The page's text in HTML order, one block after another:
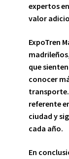
expertos
valor
ExpoTren
que
conocer
transporte.
referente
ciudad y
cada año.
En